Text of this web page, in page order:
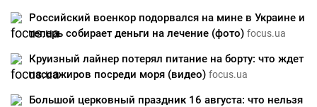
Российский военкор подорвался на мине в Украине и
теперь собирает деньги на лечение (фото) focus.ua
Круизный лайнер потерял питание на борту: что ждет
пассажиров посреди моря (видео) focus.ua
Большой церковный праздник 16 августа: что нельзя